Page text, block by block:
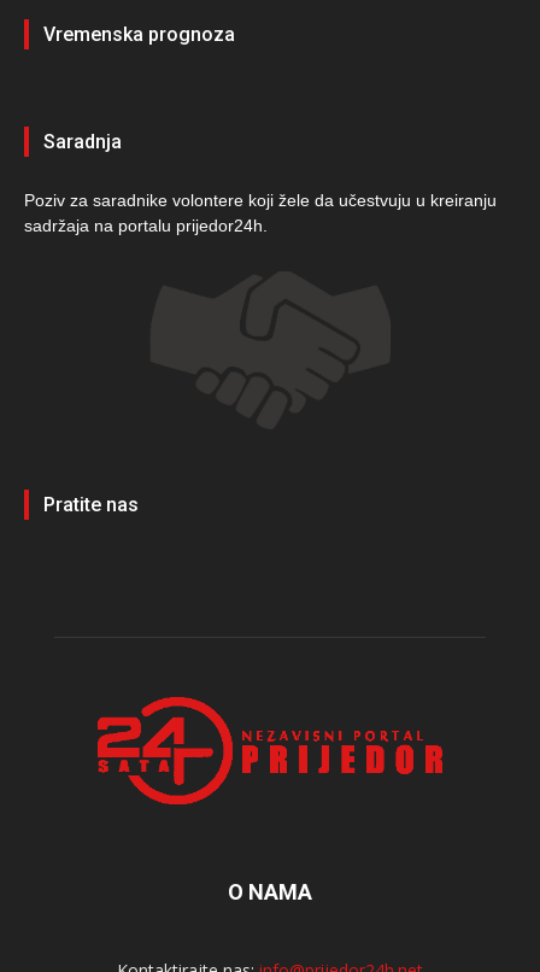
Vremenska prognoza
Saradnja
Poziv za saradnike volontere koji žele da učestvuju u kreiranju
sadržaja na portalu prijedor24h.
Pratite nas
O NAMA